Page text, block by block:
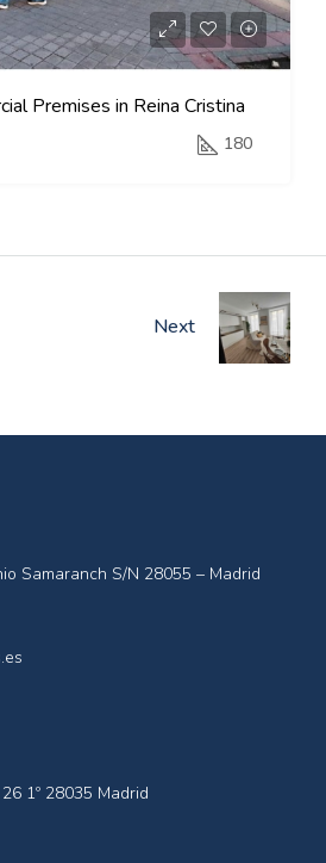
Premises in Reina Cristina
180
Next
Samaranch S/N 28055 – Madrid
1º 28035 Madrid